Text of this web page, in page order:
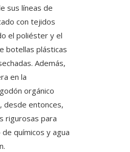
sus líneas de
con tejidos
el poliéster y el
botellas plásticas
Además,
en la
orgánico
desde entonces,
rigurosas para
químicos y agua